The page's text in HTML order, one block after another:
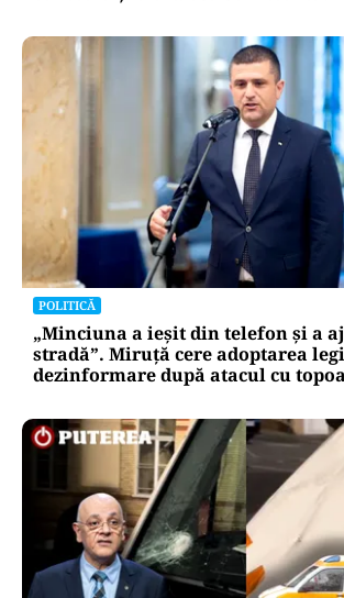
POLITICĂ
„Minciuna a ieșit din telefon și a
stradă”. Miruță cere adoptarea
dezinformare după atacul cu